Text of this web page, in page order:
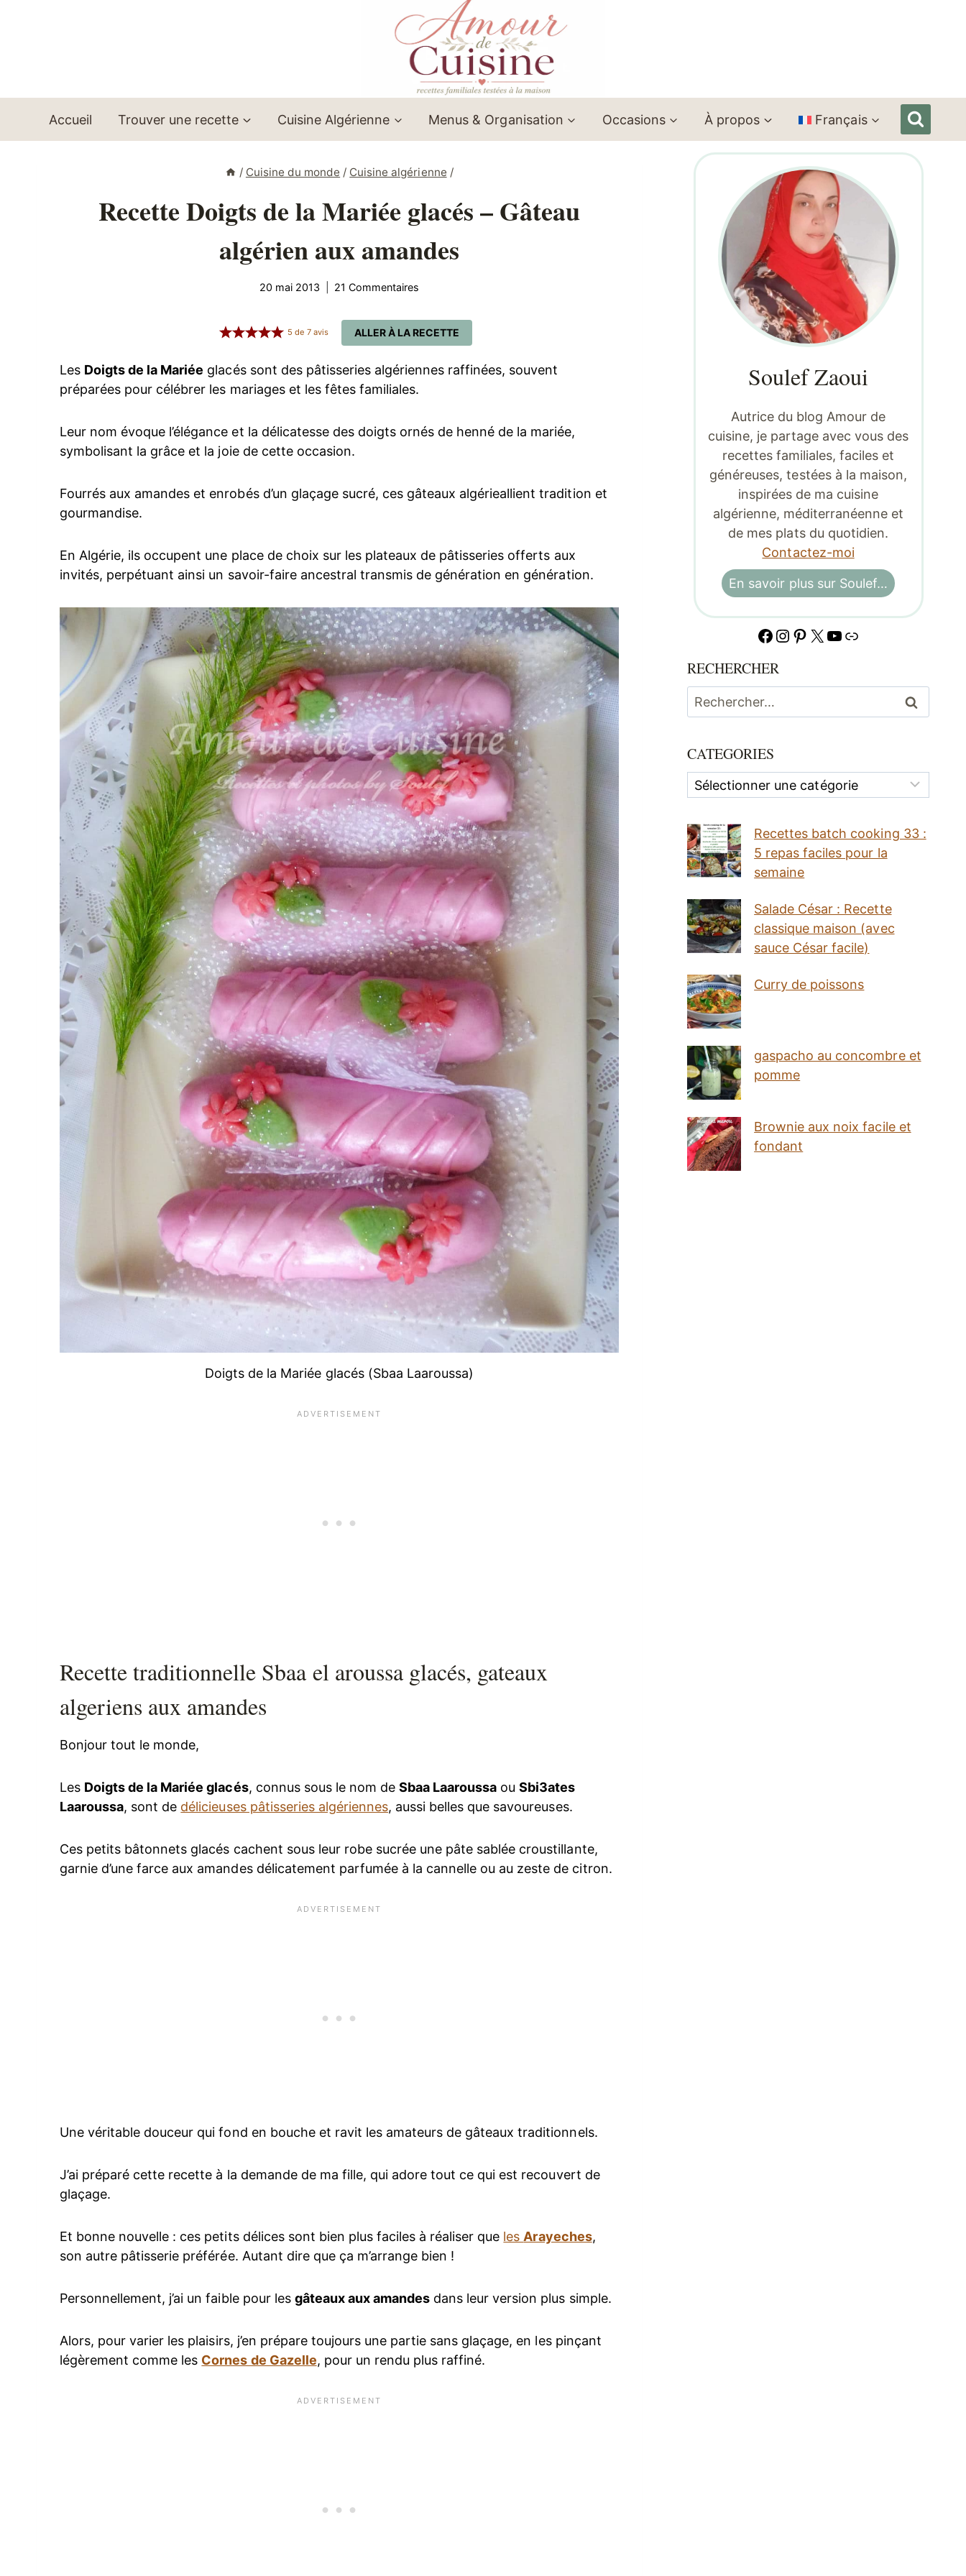
Accueil Trouver une recette Cuisine Algérienne Menus & Organisation Occasions À propos Français
/ Cuisine du monde / Cuisine algérienne /
Recette Doigts de la Mariée glacés – Gâteau
algérien aux amandes
20 mai 2013 21 Commentaires
ALLER À LA RECETTE
5 de 7avis
Les Doigts de la Mariée glacés sont des pâtisseries algériennes raffinées, souvent
préparées pour célébrer les mariages et les fêtes familiales.
Leur nom évoque l’élégance et la délicatesse des doigts ornés de henné de la mariée,
symbolisant la grâce et la joie de cette occasion.
Fourrés aux amandes et enrobés d’un glaçage sucré, ces gâteaux algérieallient tradition et
gourmandise.
En Algérie, ils occupent une place de choix sur les plateaux de pâtisseries offerts aux
invités, perpétuant ainsi un savoir-faire ancestral transmis de génération en génération.
Doigts de la Mariée glacés (Sbaa Laaroussa)
Recette traditionnelle Sbaa el aroussa glacés, gateaux
algeriens aux amandes
Bonjour tout le monde,
Les Doigts de la Mariée glacés, connus sous le nom de Sbaa Laaroussa ouSbi3ates
Laaroussa, sont de délicieuses pâtisseries algériennes, aussi belles que savoureuses.
Ces petits bâtonnets glacés cachent sous leur robe sucrée une pâte sablée croustillante,
garnie d’une farce aux amandes délicatement parfumée à la cannelle ou au zeste de citron.
Une véritable douceur qui fond en bouche et ravit les amateurs de gâteaux traditionnels.
J’ai préparé cette recette à la demande de ma fille, qui adore tout ce qui est recouvert de
glaçage.
Et bonne nouvelle : ces petits délices sont bien plus faciles à réaliser que les Arayeches,
son autre pâtisserie préférée. Autant dire que ça m’arrange bien !
Personnellement, j’ai un faible pour les gâteaux aux amandes dans leur version plus simple.
Alors, pour varier les plaisirs, j’en prépare toujours une partie sans glaçage, en les pinçant
légèrement comme les Cornes de Gazelle, pour un rendu plus raffiné.
Soulef Zaoui
Autrice du blog Amour de
cuisine, je partage avec vous des
recettes familiales, faciles et
généreuses, testées à la maison,
inspirées de ma cuisine
algérienne, méditerranéenne et
de mes plats du quotidien.
Contactez-moi
En savoir plus sur Soulef…
Facebook
Instagram
Pinterest
X YouTube
Lien
RECHERCHER
Rechercher :
CATEGORIES
Categories
Recettes batch cooking 33 :
5 repas faciles pour la
semaine
Salade César : Recette
classique maison (avec
sauce César facile)
Curry de poissons
gaspacho au concombre et
pomme
Brownie aux noix facile et
fondant